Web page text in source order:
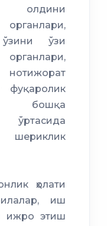
олдини
ўзини ўзи
фуқаролик
бошқа
ўртасида
ҳолати
иш
ижро этиш